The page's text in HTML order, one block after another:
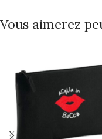
Vous aimerez